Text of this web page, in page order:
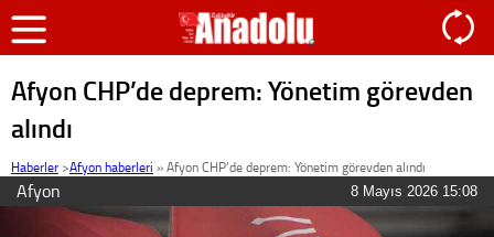
Afyon CHP’de deprem: Yönetim görevden
alındı
Haberler >Afyon haberleri »Afyon CHP’de deprem: Yönetim görevden alındı
Afyon 8 Mayıs 2026 15:08